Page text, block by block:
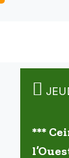
***